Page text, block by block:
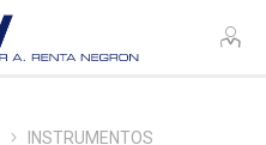
INSTRUMENTOS